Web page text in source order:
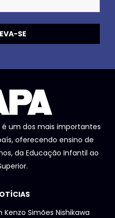
é um dos mais importantes
oferecendo ensino de
da Educação Infantil ao
Kenzo Simões Nishikawa